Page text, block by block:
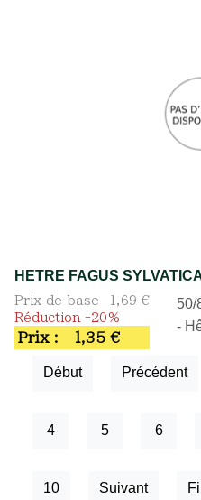
HETRE FAGUS
Prix de base
1,69 €
Réduction -20%
Prix : 1,35 €
50/
-
Début Précédent
4 5 6
10 Suivant